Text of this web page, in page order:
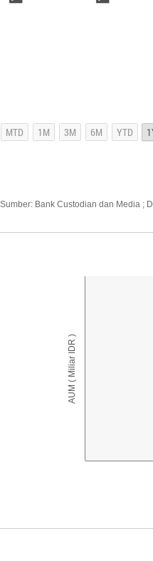
Sumber: Bank Custodian dan Media ;
AUM ( Miliar IDR )